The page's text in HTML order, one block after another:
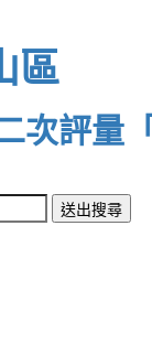
區
次評量
送出搜尋